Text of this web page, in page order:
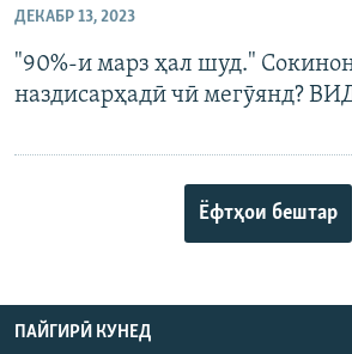
ДЕКАБР 13, 2023
"90%-и марз ҳал шуд."
наздисарҳадӣ чӣ мегӯянд?
Ёфтҳои бештар
ПАЙГИРӢ КУНЕД